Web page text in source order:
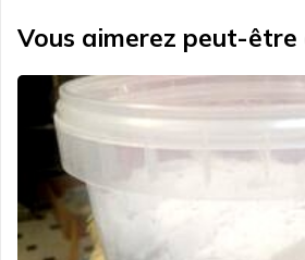
Vous aimerez peut-être